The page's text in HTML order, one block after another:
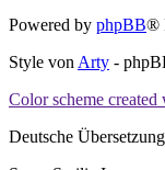
Powered by phpBB®
Style von Arty -
Color scheme
Deutsche